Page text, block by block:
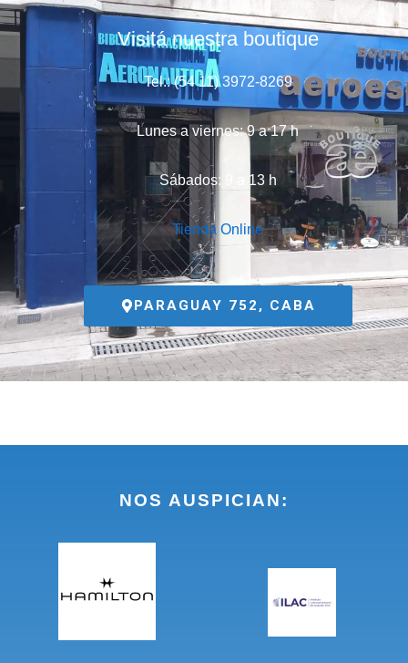
Visitá nuestra boutique
Tel.: (54 11) 3972-8269
Lunes a viernes: 9 a 17 h
Sábados: 9 a 13 h
Tienda Online
PARAGUAY 752, CABA
NOS AUSPICIAN: